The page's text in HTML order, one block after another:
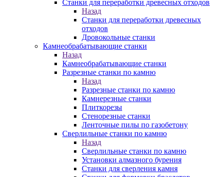
Станки для переработки древесных отходов
Назад
Станки для переработки древесных
отходов
Дровокольные станки
Камнеобрабатывающие станки
Назад
Камнеобрабатывающие станки
Разрезные станки по камню
Назад
Разрезные станки по камню
Камнерезные станки
Плиткорезы
Стенорезные станки
Ленточные пилы по газобетону
Сверлильные станки по камню
Назад
Сверлильные станки по камню
Установки алмазного бурения
Станки для сверления камня